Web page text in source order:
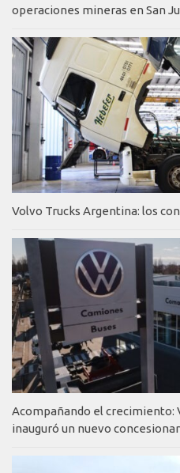
operaciones mineras en San
Volvo Trucks Argentina: los
Acompañando el crecimiento:
inauguró un nuevo